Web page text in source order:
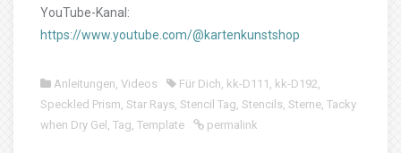
YouTube-Kanal:
https://www.youtube.com/@kartenkunstshop
Anleitungen, Videos Für Dich, kk-D111 , kk-D192,
Speckled Prism, Star Rays, Stencil Tag, Stencils, Sterne, Tacky
when Dry Gel , Tag, Template permalink